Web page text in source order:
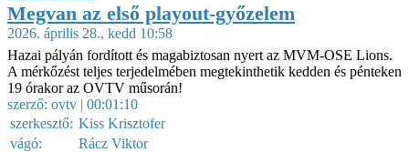
Megvan az első playout-győzelem
2026. április 28., kedd 10:58
Hazai pályán fordított és magabiztosan nyert az MVM-OSE Lions.
A mérkőzést teljes terjedelmében megtekinthetik kedden és pénteken
19 órakor az OVTV műsorán!
szerző: ovtv | 00:01:10
szerkesztő: Kiss Krisztofer
vágó:
Rácz Viktor